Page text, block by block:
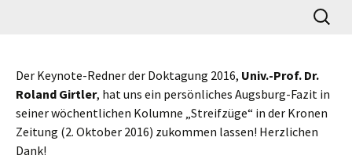
Suche
nach:
Der Keynote-Redner der Doktagung 2016, Univ.-Prof. Dr.
Roland Girtler, hat uns ein persönliches Augsburg-Fazit in
seiner wöchentlichen Kolumne „Streifzüge“ in der Kronen
Zeitung (2. Oktober 2016) zukommen lassen! Herzlichen
Dank!